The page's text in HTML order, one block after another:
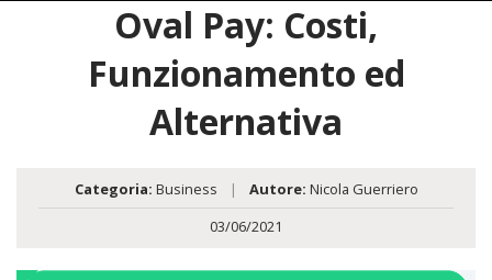
Oval Pay: Costi,
Funzionamento ed
Alternativa
Categoria: Business | Autore: Nicola Guerriero
03/06/2021